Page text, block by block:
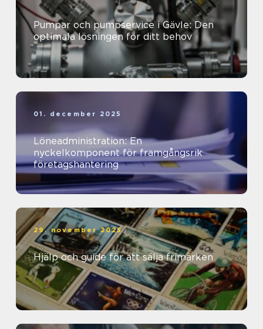
Pumpar och pumpservice i Gävle: Den
optimala lösningen för ditt behov
01. december 2025
Löneadministration: En
nyckelkomponent för framgångsrik
företagshantering
29. november 2025
Hjälp och guide för att sälja frimärken